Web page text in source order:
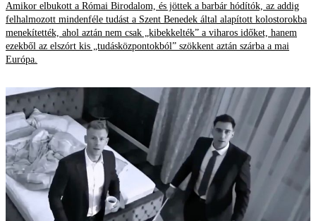
Amikor elbukott a Római Birodalom, és jöttek a barbár hódítók, az addig
felhalmozott mindenféle tudást a Szent Benedek által alapított kolostorokba
menekítették, ahol aztán nem csak „kibekkelték” a viharos időket, hanem
ezekből az elszórt kis „tudásközpontokból” szökkent aztán szárba a mai
Európa.